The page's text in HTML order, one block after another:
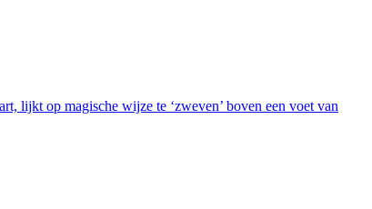
lijkt op magische wijze te ‘zweven’ boven een voet van